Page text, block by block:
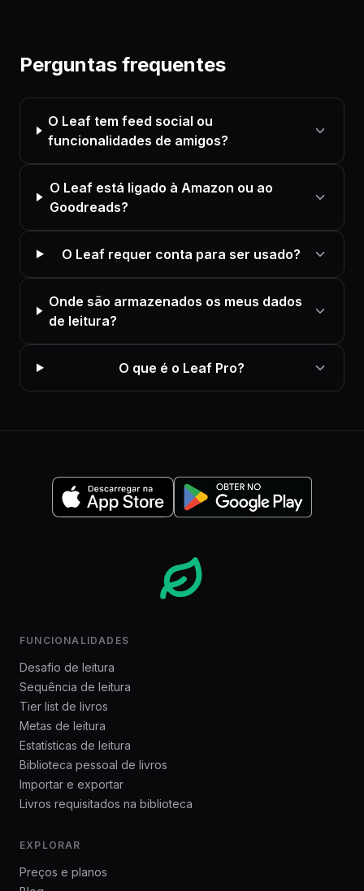
Perguntas frequentes
O Leaf tem feed social ou
funcionalidades de amigos?
O Leaf está ligado à Amazon ou ao
Goodreads?
O Leaf requer conta para ser usado?
Onde são armazenados os meus dados
de leitura?
O que é o Leaf Pro?
FUNCIONALIDADES
Desafio de leitura
Sequência de leitura
Tier list de livros
Metas de leitura
Estatísticas de leitura
Biblioteca pessoal de livros
Importar e exportar
Livros requisitados na biblioteca
EXPLORAR
Preços e planos